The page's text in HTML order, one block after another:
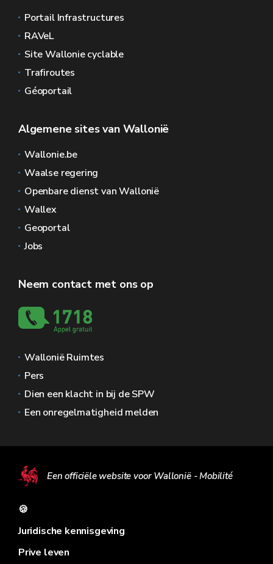
Portail Infrastructures
RAVeL
Site Wallonie cyclable
Trafiroutes
Géoportail
Algemene sites van Wallonië
Wallonie.be
Waalse regering
Openbare dienst van Wallonië
Wallex
Geoportal
Jobs
Neem contact met ons op
Wallonië Ruimtes
Pers
Dien een klacht in bij de SPW
Een onregelmatigheid melden
Een officiële website voor Wallonië - Mobilité
🍪
Juridische kennisgeving
Prive leven